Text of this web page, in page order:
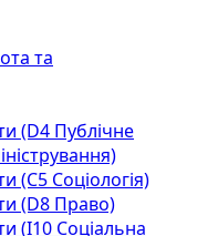
та
(D4 Публічне
(С5 Соціологія)
(D8 Право)
(I10 Соціальна